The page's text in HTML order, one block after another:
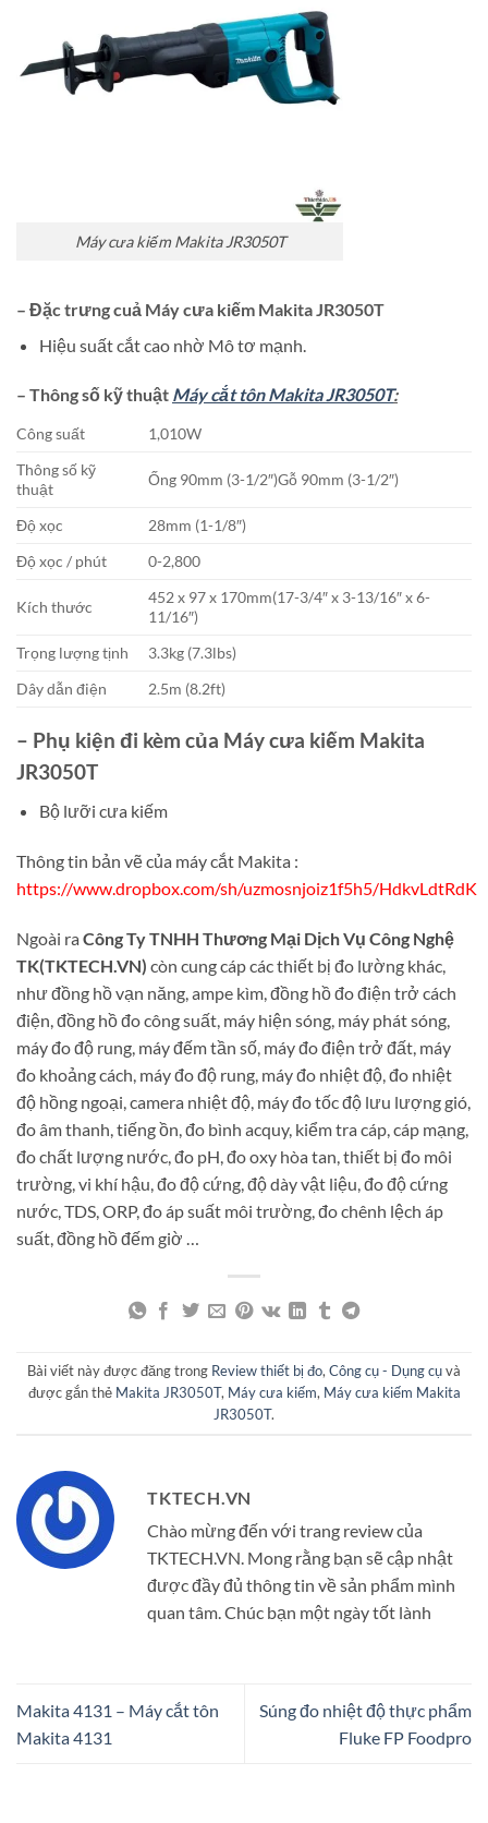
Máy cưa kiếm Makita JR3050T
– Đặc trưng cuả Máy cưa kiếm Makita JR3050T
Hiệu suất cắt cao nhờ Mô tơ mạnh.
– Thông số kỹ thuật Máy cắt tôn Makita JR3050T:
Công suất
1,010W
Thông số kỹ
thuật
Ống 90mm (3-1/2″)Gỗ 90mm (3-1/2″)
Độ xọc
28mm (1-1/8″)
Độ xọc / phút
0-2,800
Kích thước
452 x 97 x 170mm(17-3/4″ x 3-13/16″ x 6-
11/16″)
Trọng lượng tịnh
3.3kg (7.3lbs)
Dây dẫn điện
2.5m (8.2ft)
– Phụ kiện đi kèm của Máy cưa kiếm Makita
JR3050T
Bộ lưỡi cưa kiếm
Thông tin bản vẽ của máy cắt Makita :
https://www.dropbox.com/sh/uzmosnjoiz1f5h5/HdkvLdtRdK
Ngoài ra Công Ty TNHH Thương Mại Dịch Vụ Công Nghệ
TK(TKTECH.VN) còn cung cáp các thiết bị đo lường khác,
như đồng hồ vạn năng, ampe kìm, đồng hồ đo điện trở cách
điện, đồng hồ đo công suất, máy hiện sóng, máy phát sóng,
máy đo độ rung, máy đếm tần số, máy đo điện trở đất, máy
đo khoảng cách, máy đo độ rung, máy đo nhiệt độ, đo nhiệt
độ hồng ngoại, camera nhiệt độ, máy đo tốc độ lưu lượng gió,
đo âm thanh, tiếng ồn, đo bình acquy, kiểm tra cáp, cáp mạng,
đo chất lượng nước, đo pH, đo oxy hòa tan, thiết bị đo môi
trường, vi khí hậu, đo độ cứng, độ dày vật liệu, đo độ cứng
nước, TDS, ORP, đo áp suất môi trường, đo chênh lệch áp
suất, đồng hồ đếm giờ …
Bài viết này được đăng trong Review thiết bị đo,Công cụ - Dụng cụvà
được gắn thẻ Makita JR3050T, Máy cưa kiếm, Máy cưa kiếm Makita
JR3050T.
TKTECH.VN
Chào mừng đến với trang review của
TKTECH.VN. Mong rằng bạn sẽ cập nhật
được đầy đủ thông tin về sản phẩm mình
quan tâm. Chúc bạn một ngày tốt lành
Makita 4131 – Máy cắt tôn
Makita 4131
Súng đo nhiệt độ thực phẩm
Fluke FP Foodpro